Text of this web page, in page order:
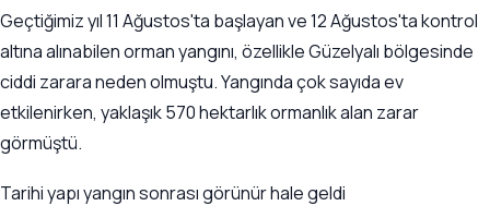
Geçtiğimiz yıl 11 Ağustos'ta başlayan ve 12 Ağustos'ta kontrol
altına alınabilen orman yangını, özellikle Güzelyalı bölgesinde
ciddi zarara neden olmuştu. Yangında çok sayıda ev
etkilenirken, yaklaşık 570 hektarlık ormanlık alan zarar
görmüştü.
Tarihi yapı yangın sonrası görünür hale geldi